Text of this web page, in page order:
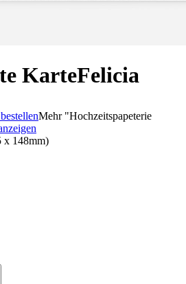
KarteFelicia
Mehr"Hochzeitspapeterie
x 148mm)